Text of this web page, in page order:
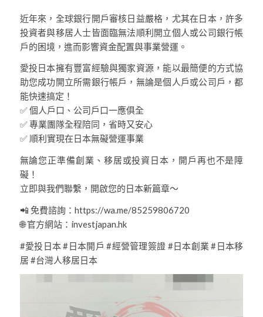
近年來，全球銀行開戶審核日益嚴格，尤其在日本，許多
投資者與移居人士皆面臨無法順利開立個人或公司銀行帳
戶的困境，進而影響資金配置與事業營運。
愛投日本擁有豐富經驗與獨家資源，能以最簡便的方式協
助您成功開立所需銀行帳戶，無論是個人戶或公司戶，都
能快速搞定！
✅ 個人戶口、公司戶口一應俱全
✅ 專業團隊全程陪同，省時又安心
✅ 順利實現在日本無礙營運事業
無論您正準備創業、移居或投資日本，開戶再也不是障
礙！
立即與我們聯繫，開啟您的日本新篇章～
📲 免費諮詢：https://wa.me/85259806720
🌐 官方網站：investjapan.hk
#愛投日本 #日本開戶 #經營管理簽證 #日本創業 #日本移
居 #台灣人移居日本